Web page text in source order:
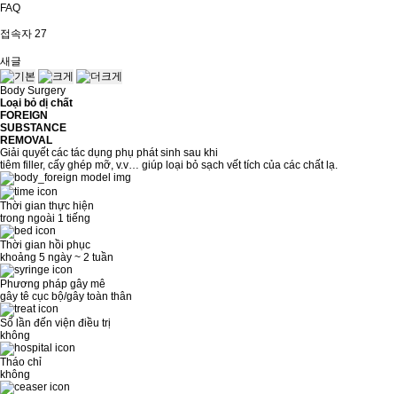
FAQ
접속자 27
새글
Body Surgery
Loại bỏ dị chất
FOREIGN
SUBSTANCE
REMOVAL
Giải quyết các tác dụng phụ phát sinh sau khi
tiêm filler, cấy ghép mỡ, v.v… giúp loại bỏ sạch vết tích của các chất lạ.
Thời gian thực hiện
trong ngoài 1 tiếng
Thời gian hồi phục
khoảng 5 ngày ~ 2 tuần
Phương pháp gây mê
gây tê cục bộ/gây toàn thân
Số lần đến viện điều trị
không
Tháo chỉ
không